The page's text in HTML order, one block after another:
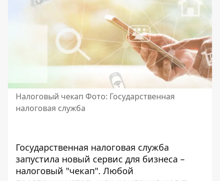
Налоговый чекап Фото: Государственная
налоговая служба
Государственная налоговая служба
запустила новый сервис для бизнеса –
налоговый "чекап". Любой